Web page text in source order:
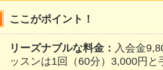
ここがポイント！
リーズナブルな料金： 入会金
ッスンは1回（60分）3,000円と